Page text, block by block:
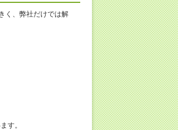
く、弊社だけでは解
す。